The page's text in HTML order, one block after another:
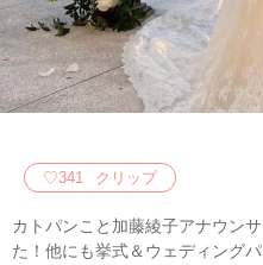
♡341 クリップ
カトパンこと加藤綾子アナウン
た！他にも挙式＆ウェディング